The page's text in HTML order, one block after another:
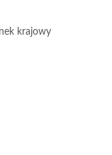
krajowy